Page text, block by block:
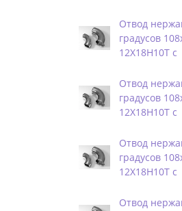
Отвод
градусов
12Х18Н10Т с
Отвод
градусов
12Х18Н10Т с
Отвод
градусов
12Х18Н10Т с
Отвод